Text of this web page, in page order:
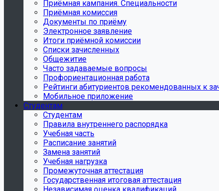
Приёмная кампания. Специальности
Приёмная комиссия
Документы по приёму
Электронное заявление
Итоги приёмной комиссии
Списки зачисленных
Общежитие
Часто задаваемые вопросы
Профориентационная работа
Рейтинги абитуриентов рекомендованных к
Мобильное приложение
Студентам
Студентам
Правила внутреннего распорядка
Учебная часть
Расписание занятий
Замена занятий
Учебная нагрузка
Промежуточная аттестация
Государственная итоговая аттестация